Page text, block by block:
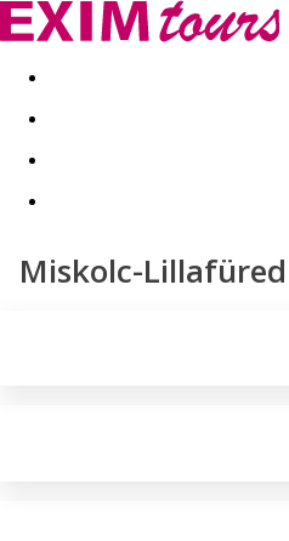
Akční nabídky Last minute
Miskolc-Lillafüred